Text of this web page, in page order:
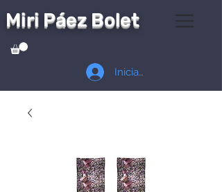
Miri Páez Bolet
Iniciar sesión